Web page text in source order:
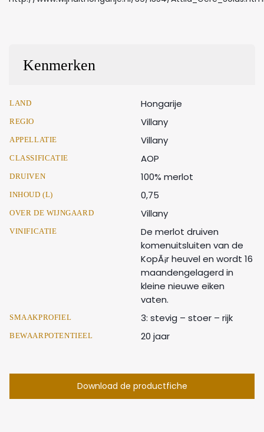
Kenmerken
LAND Hongarije
REGIO Villany
APPELLATIE Villany
CLASSIFICATIE AOP
DRUIVEN 100% merlot
INHOUD (L) 0,75
OVER DE WIJNGAARD Villany
VINIFICATIE
De merlot druiven
komenuitsluiten van de
KopÃ¡r heuvel en wordt 16
maandengelagerd in
kleine nieuwe eiken
vaten.
SMAAKPROFIEL 3: stevig – stoer – rijk
BEWAARPOTENTIEEL 20 jaar
Download de productfiche